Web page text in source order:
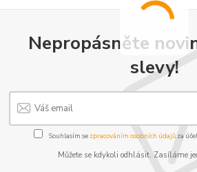
Nepropásněte
slevy!
Souhlasím se zpracováním osobních údajůza
Můžete se kdykoli odhlásit. Zasíláme